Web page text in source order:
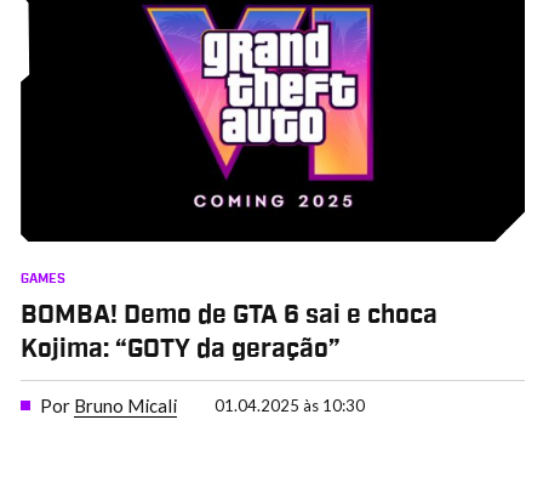
GAMES
BOMBA! Demo de GTA 6 sai e choca
Kojima: “GOTY da geração”
Por Bruno Micali 01.04.2025 às 10:30